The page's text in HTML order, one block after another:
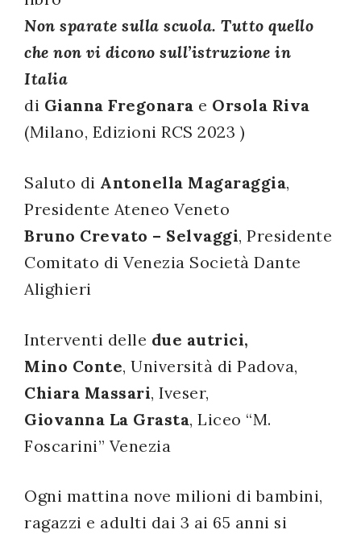
Non sparate sulla scuola. Tutto quello
che non vi dicono sull’istruzione in
Italia
di Gianna Fregonara e Orsola Riva
(Milano, Edizioni RCS 2023 )
Saluto di Antonella Magaraggia,
Presidente Ateneo Veneto
Bruno Crevato – Selvaggi, Presidente
Comitato di Venezia Società Dante
Alighieri
Interventi delle due autrici,
Mino Conte, Università di Padova,
Chiara Massari, Iveser,
Giovanna La Grasta, Liceo “M.
Foscarini” Venezia
Ogni mattina nove milioni di bambini,
ragazzi e adulti dai 3 ai 65 anni si
196/03
Registrazione
avvenuta con
successo!